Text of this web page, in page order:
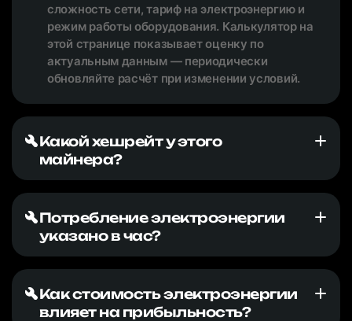
сложность сети, тариф на электроэнергию и
режим работы оборудования. Калькулятор на
этой странице показывает оценку по
актуальным данным — периодически
обновляйте расчёт при изменении условий.
Какой хешрейт у этого
майнера?
Потребление электроэнергии
указано в час?
Как стоимость электроэнергии
влияет на прибыльность?